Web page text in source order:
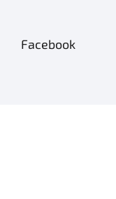
Facebook